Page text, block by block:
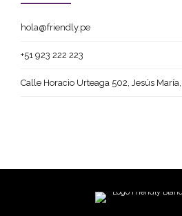
hola@friendly.pe
+51 923 222 223
Calle Horacio Urteaga 502, Jesús